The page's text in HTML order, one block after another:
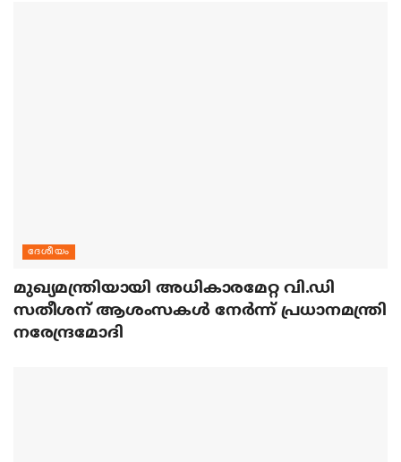
ദേശീയം
മുഖ്യമന്ത്രിയായി അധികാരമേറ്റ വി.ഡി
സതീശന് ആശംസകള്‍ നേര്‍ന്ന് പ്രധാനമന്ത്രി
നരേന്ദ്രമോദി